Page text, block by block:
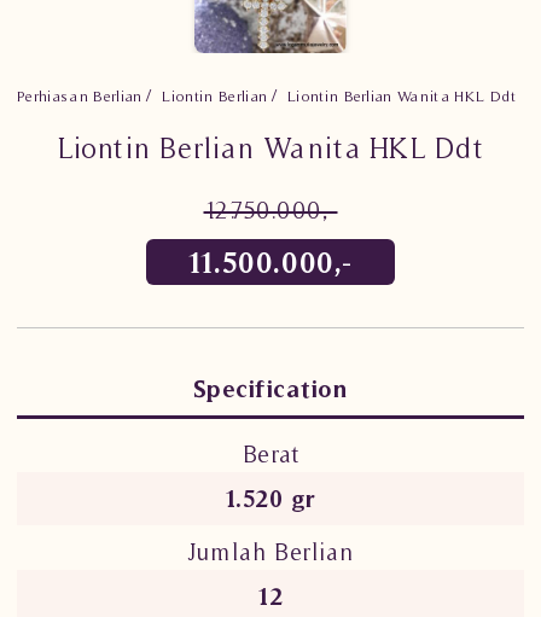
Perhiasan Berlian Liontin Berlian Liontin Berlian Wanita HKL Ddt
Liontin Berlian Wanita HKL Ddt
12.750.000,-
11.500.000,-
Specification
Berat
1.520 gr
Jumlah Berlian
12